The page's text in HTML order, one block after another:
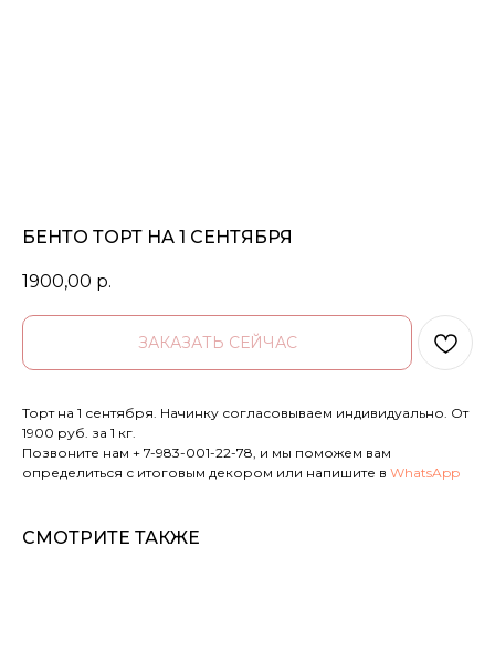
БЕНТО ТОРТ НА 1 СЕНТЯБРЯ
1900,00 р.
ЗАКАЗАТЬ СЕЙЧАС
Торт на 1 сентября. Начинку согласовываем индивидуально. От
1900 руб. за 1 кг.
Позвоните нам + 7-983-001-22-78, и мы поможем вам
определиться с итоговым декором или напишите в WhatsApp
СМОТРИТЕ ТАКЖЕ